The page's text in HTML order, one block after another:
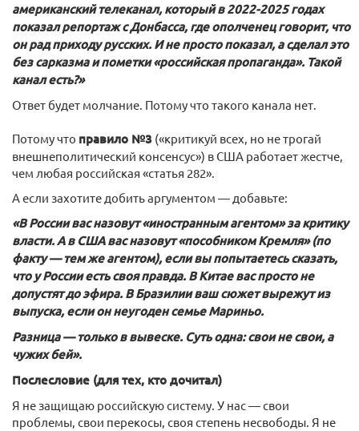
американский телеканал, который в 2022-2025 годах
показал репортаж с Донбасса, где ополченец говорит, что
он рад приходу русских. И не просто показал, а сделал это
без сарказма и пометки «российская пропаганда». Такой
канал есть?»
Ответ будет молчание. Потому что такого канала нет.
Потому что правило №3 («критикуй всех, но не трогай
внешнеполитический консенсус») в США работает жестче,
чем любая российская «статья 282».
А если захотите добить аргументом — добавьте:
«В России вас назовут «иностранным агентом» за критику
власти. А в США вас назовут «пособником Кремля» (по
факту — тем же агентом), если вы попытаетесь сказать,
что у России есть своя правда. В Китае вас просто не
допустят до эфира. В Бразилии ваш сюжет вырежут из
выпуска, если он неугоден семье Мариньо.
Разница — только в вывеске. Суть одна: свои не свои, а
чужих бей».
Послесловие (для тех, кто дочитал)
Я не защищаю российскую систему. У нас — свои
проблемы, свои перекосы, своя степень несвободы. Я не